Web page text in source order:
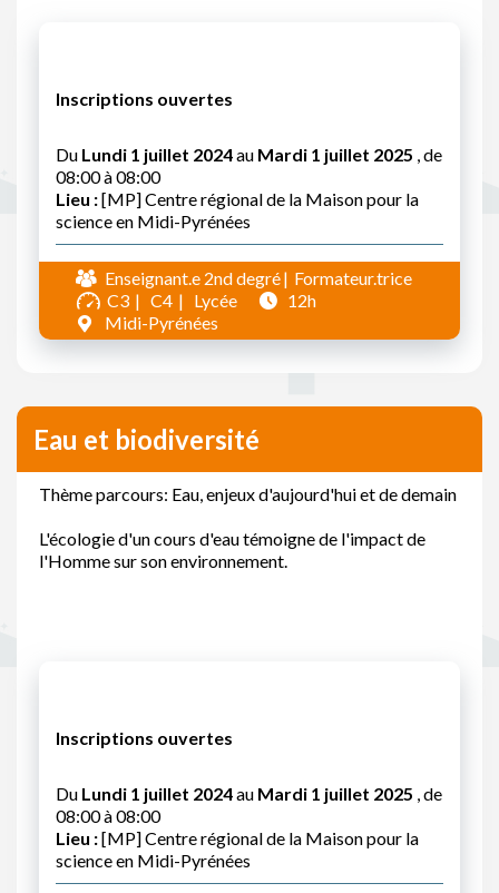
Inscriptions ouvertes
Du Lundi 1 juillet 2024au Mardi 1 juillet 2025 , de
08:00 à 08:00
Lieu :[MP] Centre régional de la Maison pour la
science en Midi-Pyrénées
Enseignant.e 2nd degré
Formateur.trice
C3
C4 Lycée
12h
Midi-Pyrénées
Eau et biodiversité
Thème parcours: Eau, enjeux d'aujourd'hui et de demain
L'écologie d'un cours d'eau témoigne de l'impact de
l'Homme sur son environnement.
Inscriptions ouvertes
Du Lundi 1 juillet 2024au Mardi 1 juillet 2025 , de
08:00 à 08:00
Lieu :[MP] Centre régional de la Maison pour la
science en Midi-Pyrénées